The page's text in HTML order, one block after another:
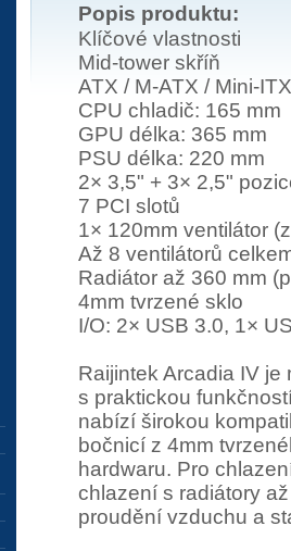
Popis produktu:
Klíčové vlastnosti
Mid-tower skříň
ATX / M-ATX / Mini-ITX
CPU chladič: 165 mm
GPU délka: 365 mm
PSU délka: 220 mm
2× 3,5" + 3× 2,5"
7 PCI slotů
1× 120mm ventilátor
Až 8 ventilátorů
Radiátor až 360 mm
4mm tvrzené sklo
I/O: 2× USB 3.0, 1×
Raijintek Arcadia IV
s praktickou
nabízí širokou
bočnicí z 4mm
hardwaru. Pro
chlazení s radiátory
proudění vzduchu a